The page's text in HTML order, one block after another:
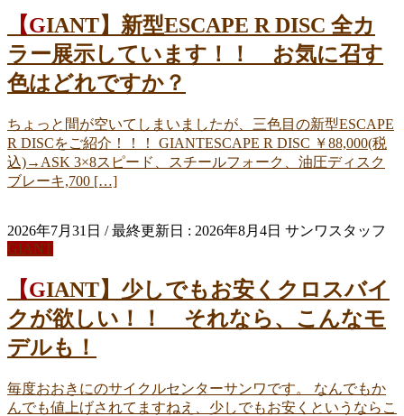
【GIANT】新型ESCAPE R DISC 全カ
ラー展示しています！！ お気に召す
色はどれですか？
ちょっと間が空いてしまいましたが、三色目の新型ESCAPE
R DISCをご紹介！！！ GIANTESCAPE R DISC ￥88,000(税
込)→ASK 3×8スピード、スチールフォーク、油圧ディスク
ブレーキ,700 […]
2026年7月31日 / 最終更新日 : 2026年8月4日 サンワスタッフ
GIANT
【GIANT】少しでもお安くクロスバイ
クが欲しい！！ それなら、こんなモ
デルも！
毎度おおきにのサイクルセンターサンワです。 なんでもか
んでも値上げされてますねえ、少しでもお安くというならこ